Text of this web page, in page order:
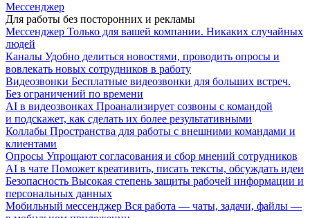
Мессенджер
Для работы без посторонних и рекламы
Мессенджер Только для вашей компании. Никаких случайных
людей
Каналы Удобно делиться новостями, проводить опросы и
вовлекать новых сотрудников в работу
Видеозвонки Бесплатные видеозвонки для больших встреч.
Без ограничений по времени
AI в видеозвонках Проанализирует созвоны с командой
и подскажет, как сделать их более результативными
Коллабы Пространства для работы с внешними командами и
клиентами
Опросы Упрощают согласования и сбор мнений сотрудников
AI в чате Поможет креативить, писать тексты, обсуждать идеи
Безопасность Высокая степень защиты рабочей информации и
персональных данных
Мобильный мессенджер Вся работа — чаты, задачи, файлы —